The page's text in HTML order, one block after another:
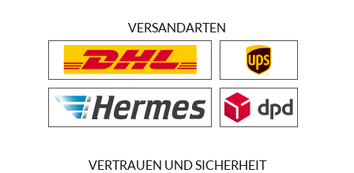
VERSANDARTEN
VERTRAUEN UND SICHERHEIT